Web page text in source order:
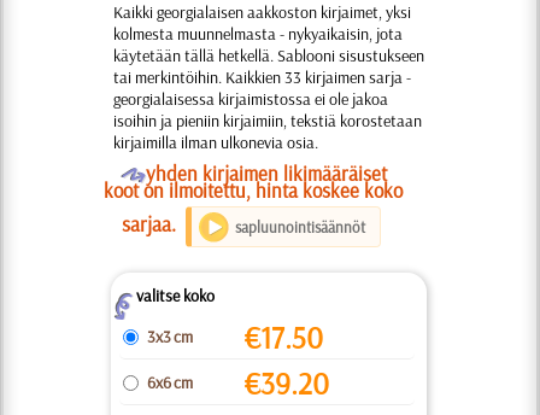
Kaikki georgialaisen aakkoston kirjaimet, yksi
kolmesta muunnelmasta - nykyaikaisin, jota
käytetään tällä hetkellä. Sablooni sisustukseen
tai merkintöihin. Kaikkien 33 kirjaimen sarja -
georgialaisessa kirjaimistossa ei ole jakoa
isoihin ja pieniin kirjaimiin, tekstiä korostetaan
kirjaimilla ilman ulkonevia osia.
Oyhden kirjaimen likimääräiset
koot on ilmoitettu, hinta koskee koko
sarjaa.
sapluunointisäännöt
Zvalitse koko
3x3 cm
€17.50
6x6 cm €39.20